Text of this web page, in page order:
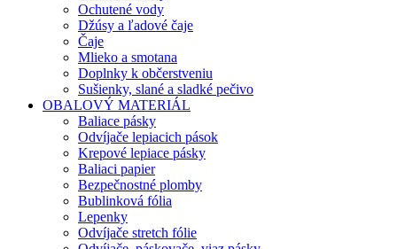
Ochutené vody
Džúsy a ľadové čaje
Čaje
Mlieko a smotana
Doplnky k občerstveniu
Sušienky, slané a sladké pečivo
OBALOVÝ MATERIÁL
Baliace pásky
Odvíjače lepiacich pások
Krepové lepiace pásky
Baliaci papier
Bezpečnostné plomby
Bublinková fólia
Lepenky
Odvíjače stretch fólie